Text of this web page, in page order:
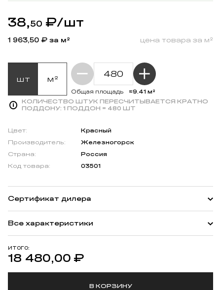
38,50 ₽/шт
1 963,50 ₽ за м² цена товара за м²
шт м²
Общая площадь
≈9.41 м²
КОЛИЧЕСТВО ШТУК ПЕРЕСЧИТЫВАЕТСЯ КРАТНО
ПОДДОНУ: 1 ПОДДОН = 480 ШТ
ИТОГО:
18 480,00 ₽
В КОРЗИНУ
Цвет:
Красный
Производитель:
Железногорск
Страна:
Россия
Код товара:
03501
Все характеристики
Сертификат дилера